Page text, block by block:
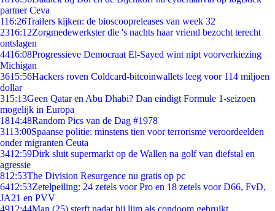
partner Ceva
116:26Trailers kijken: de bioscoopreleases van week 32
2316:12Zorgmedewerkster die 's nachts haar vriend bezocht terecht
ontslagen
4416:08Progressieve Democraat El-Sayed wint nipt voorverkiezing
Michigan
3615:56Hackers roven Coldcard-bitcoinwallets leeg voor 114 miljoen
dollar
315:13Geen Qatar en Abu Dhabi? Dan eindigt Formule 1-seizoen
mogelijk in Europa
1814:48Random Pics van de Dag #1978
3113:00Spaanse politie: minstens tien voor terrorisme veroordeelden
onder migranten Ceuta
3412:59Dirk sluit supermarkt op de Wallen na golf van diefstal en
agressie
812:53The Division Resurgence nu gratis op pc
6412:53Zetelpeiling: 24 zetels voor Pro en 18 zetels voor D66, FvD,
JA21 en PVV
4912:44Man (25) sterft nadat hij lijm als condoom gebruikt